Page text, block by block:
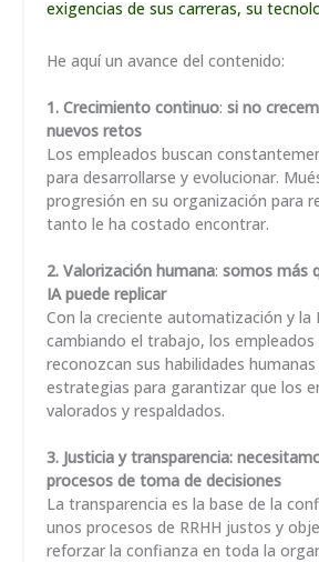
exigencias de sus carreras, su
He aquí un avance del contenido:
1. Crecimiento continuo: si no
nuevos retos
Los empleados buscan
para desarrollarse y evolucionar.
progresión en su organización para
tanto le ha costado encontrar.
2. Valorización humana: somos más
IA puede replicar
Con la creciente automatización y la
cambiando el trabajo, los empleados
reconozcan sus habilidades
estrategias para garantizar que los
valorados y respaldados.
3. Justicia y transparencia:
procesos de toma de decisiones
La transparencia es la base de la
unos procesos de RRHH justos y
reforzar la confianza en toda la